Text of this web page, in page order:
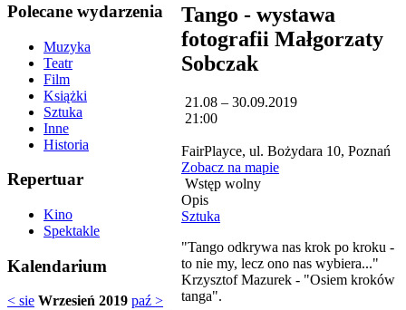
Polecane wydarzenia
Muzyka
Teatr
Film
Książki
Sztuka
Inne
Historia
Repertuar
Kino
Spektakle
Kalendarium
< sie Wrzesień 2019 paź >
Tango - wystawa
fotografii Małgorzaty
Sobczak
21.08 – 30.09.2019
21:00
FairPlayce, ul. Bożydara 10, Poznań
Zobacz na mapie
Wstęp wolny
Opis
Sztuka
"Tango odkrywa nas krok po kroku -
to nie my, lecz ono nas wybiera..."
Krzysztof Mazurek - "Osiem kroków
tanga".